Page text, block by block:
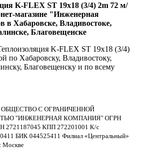
K-FLEX ST 19x18 (3/4) 2m 72 м/
магазине "Инженерная
в Хабаровске, Владивостоке,
Благовещенске
K-FLEX ST 19x18 (3/4)
по Хабаровску, Владивостоку,
Благовещенску и по всему
ОБЩЕСТВО С ОГРАНИЧЕННОЙ
"ИНЖЕНЕРНАЯ КОМПАНИЯ" ОГРН
2721187045 КПП 272201001 К/с
БИК 044525411 Филиал «Центральный»
Москве